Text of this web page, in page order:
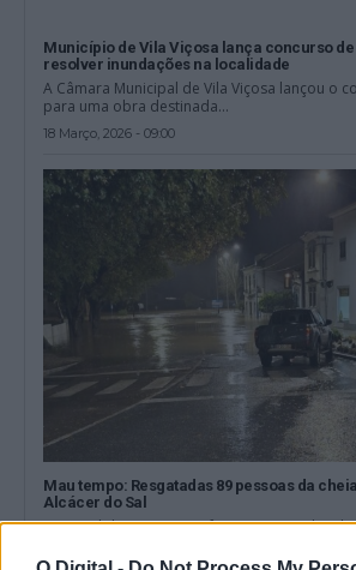
Município de Vila Viçosa lança concurso de
resolver inundações na localidade
A Câmara Municipal de Vila Viçosa lançou o
para uma obra destinada...
18 Março, 2026 - 09:00
Mau tempo: Resgatadas 89 pessoas da
Alcácer do Sal
Um total de 89 pessoas foram resgatadas